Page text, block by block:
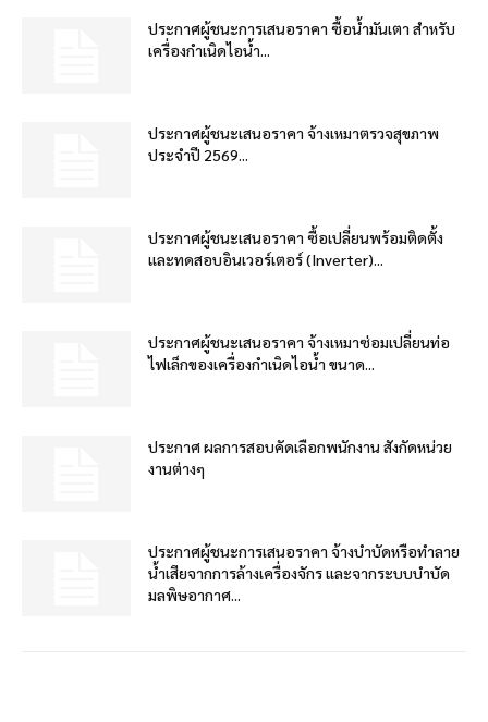
ประกาศผู้ชนะการเสนอราคา ซื้อน้ำมันเตา สำหรับ
เครื่องกำเนิดไอน้ำ...
ประกาศผู้ชนะเสนอราคา จ้างเหมาตรวจสุขภาพ
ประจำปี 2569...
ประกาศผู้ชนะเสนอราคา ซื้อเปลี่ยนพร้อมติดตั้ง
และทดสอบอินเวอร์เตอร์ (Inverter)...
ประกาศผู้ชนะเสนอราคา จ้างเหมาซ่อมเปลี่ยนท่อ
ไฟเล็กของเครื่องกำเนิดไอน้ำ ขนาด...
ประกาศ ผลการสอบคัดเลือกพนักงาน สังกัดหน่วย
งานต่างๆ
ประกาศผู้ชนะการเสนอราคา จ้างบำบัดหรือทำลาย
น้ำเสียจากการล้างเครื่องจักร และจากระบบบำบัด
มลพิษอากาศ...